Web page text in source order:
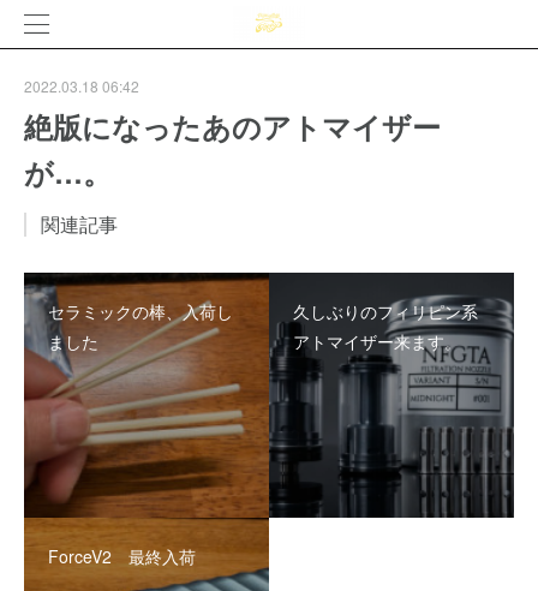
2022.03.18 06:42
絶版になったあのアトマイザー
が…。
関連記事
セラミックの棒、入荷し
ました
久しぶりのフィリピン系
アトマイザー来ます。
ForceV2 最終入荷